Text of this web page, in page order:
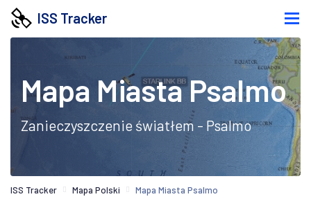
ISS Tracker
Mapa Miasta Psalmo
Zanieczyszczenie światłem - Psalmo
ISS Tracker Mapa Polski Mapa Miasta Psalmo